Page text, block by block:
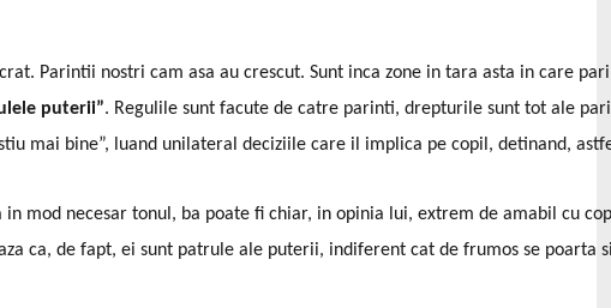
Parintii nostri cam asa au crescut. Sunt inca zone in tara asta in care
puterii”. Regulile sunt facute de catre parinti, drepturile sunt tot ale
mai bine”, luand unilateral deciziile care il implica pe copil, detinand,
mod necesar tonul, ba poate fi chiar, in opinia lui, extrem de amabil cu
ca, de fapt, ei sunt patrule ale puterii, indiferent cat de frumos se